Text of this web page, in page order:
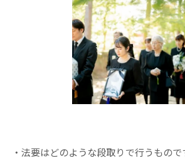
・法要はどのような段取りで行うもので